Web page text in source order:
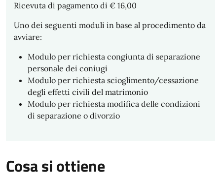
Ricevuta di pagamento di € 16,00
Uno dei seguenti moduli in base al procedimento da
avviare:
Modulo per richiesta congiunta di separazione
personale dei coniugi
Modulo per richiesta scioglimento/cessazione
degli effetti civili del matrimonio
Modulo per richiesta modifica delle condizioni
di separazione o divorzio
Cosa si ottiene